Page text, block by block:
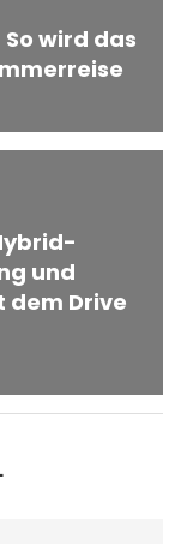
wird das
und
dem Drive